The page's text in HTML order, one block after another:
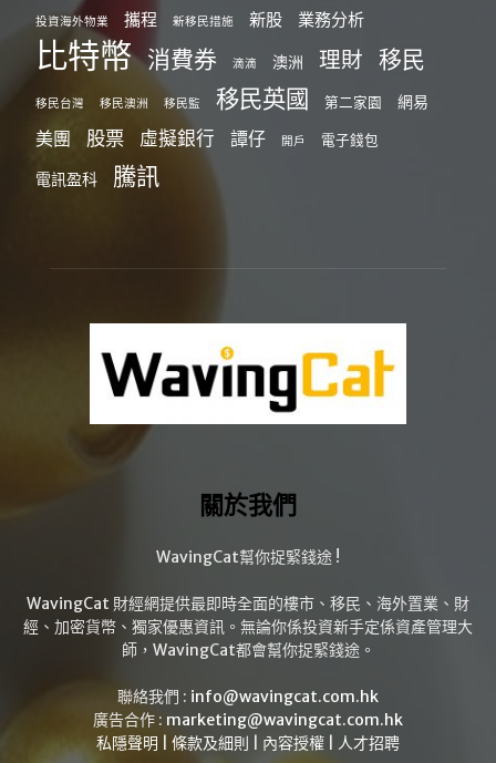
投資海外物業 攜程 新移民措施 新股 業務分析
比特幣 消費券 滴滴 澳洲 理財 移民
移民台灣 移民澳洲 移民監 移民英國 第二家園 網易
美團 股票 虛擬銀行 譚仔 開戶 電子錢包
電訊盈科 騰訊
關於我們
WavingCat幫你捉緊錢途 !
WavingCat 財經網提供最即時全面的樓市、移民、海外置業、財
經、加密貨幣、獨家優惠資訊。無論你係投資新手定係資產管理大
師，WavingCat都會幫你捉緊錢途。
聯絡我們 : info@wavingcat.com.hk
廣告合作 : marketing@wavingcat.com.hk
私隱聲明
條款及細則 內容授權 人才招聘